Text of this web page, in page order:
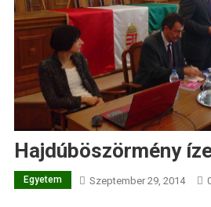
Hajdúböszörmény
Egyetem Szeptember 29, 2014